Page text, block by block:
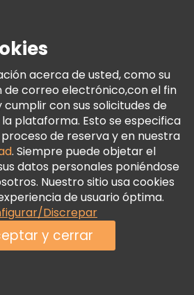
Legal
acerca de usted, como su
de correo electrónico,con el fin
con sus solicitudes de
plataforma. Esto se especifica
de reserva y en nuestra
. Siempre puede objetar el
datos personales poniéndose
Nuestro sitio usa cookies
de usuario óptima.
Discrepar
y cerrar